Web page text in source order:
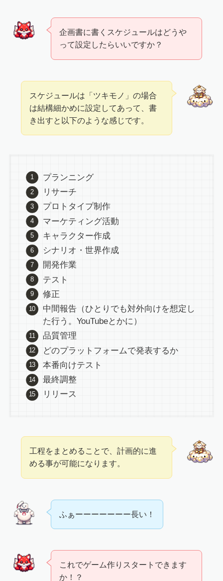
企画書に書くスケジュールはどうや
って設定したらいいですか？
スケジュールは「ツキモノ」の場合
は結構細かめに設定してあって、書
き出すと以下のような感じです。
プランニング
リサーチ
プロトタイプ制作
マーケティング活動
キャラクター作成
シナリオ・世界作成
開発作業
テスト
修正
中間報告（ひとりでも対外向けを想定し
た行う。YouTubeとかに）
品質管理
どのプラットフォームで発表するか
本番向けテスト
最終調整
リリース
工程をまとめることで、計画的に進
める事が可能になります。
ふぁーーーーーーー長い！
これでゲーム作りスタートできます
か！？